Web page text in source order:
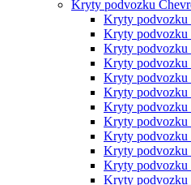
Kryty podvozku
Kryty podvozku
Kryty podvozku
Kryty podvozku
Kryty podvozku
Kryty podvozku
Kryty
Kryty podvozku
Kryty podvozku
Kryty podvozku
Kryty podvozku
Kryty podvozku
Kryty podvozku